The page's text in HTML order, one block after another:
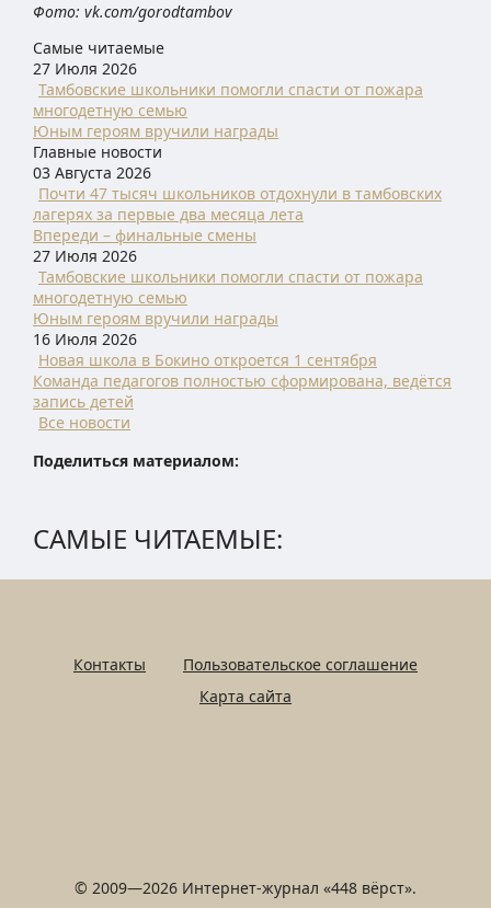
Фото: vk.com/gorodtambov
Самые читаемые
27 Июля 2026
Тамбовские школьники помогли спасти от пожара
многодетную семью
Юным героям вручили награды
Главные новости
03 Августа 2026
Почти 47 тысяч школьников отдохнули в тамбовских
лагерях за первые два месяца лета
Впереди – финальные смены
27 Июля 2026
Тамбовские школьники помогли спасти от пожара
многодетную семью
Юным героям вручили награды
16 Июля 2026
Новая школа в Бокино откроется 1 сентября
Команда педагогов полностью сформирована, ведётся
запись детей
Все новости
Поделиться материалом:
САМЫЕ ЧИТАЕМЫЕ:
Контакты
Пользовательское соглашение
Карта сайта
© 2009—2026 Интернет-журнал «448 вёрст».